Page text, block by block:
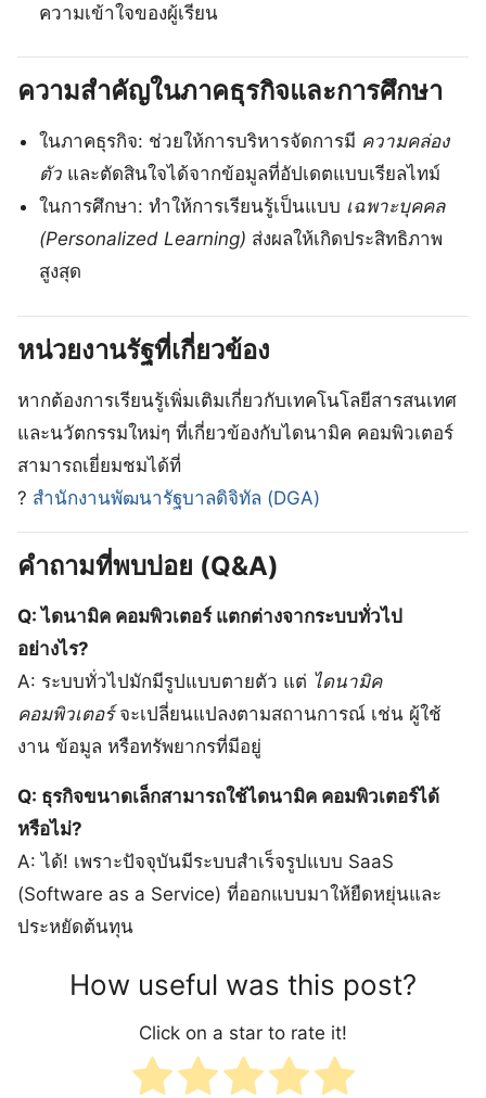
ความเข้าใจของผู้เรียน
ความสำคัญในภาคธุรกิจและการศึกษา
ในภาคธุรกิจ: ช่วยให้การบริหารจัดการมี ความคล่อง
ตัว และตัดสินใจได้จากข้อมูลที่อัปเดตแบบเรียลไทม์
ในการศึกษา: ทำให้การเรียนรู้เป็นแบบ เฉพาะบุคคล
(Personalized Learning) ส่งผลให้เกิดประสิทธิภาพ
สูงสุด
หน่วยงานรัฐที่เกี่ยวข้อง
หากต้องการเรียนรู้เพิ่มเติมเกี่ยวกับเทคโนโลยีสารสนเทศ
และนวัตกรรมใหม่ๆ ที่เกี่ยวข้องกับไดนามิค คอมพิวเตอร์
สามารถเยี่ยมชมได้ที่
? สำนักงานพัฒนารัฐบาลดิจิทัล (DGA)
คำถามที่พบบ่อย (Q&A)
Q: ไดนามิค คอมพิวเตอร์ แตกต่างจากระบบทั่วไป
อย่างไร?
A: ระบบทั่วไปมักมีรูปแบบตายตัว แต่ ไดนามิค
คอมพิวเตอร์จะเปลี่ยนแปลงตามสถานการณ์ เช่น ผู้ใช้
งาน ข้อมูล หรือทรัพยากรที่มีอยู่
Q: ธุรกิจขนาดเล็กสามารถใช้ไดนามิค คอมพิวเตอร์ได้
หรือไม่?
A: ได้! เพราะปัจจุบันมีระบบสำเร็จรูปแบบ SaaS
(Software as a Service) ที่ออกแบบมาให้ยืดหยุ่นและ
ประหยัดต้นทุน
How useful was this post?
Click on a star to rate it!